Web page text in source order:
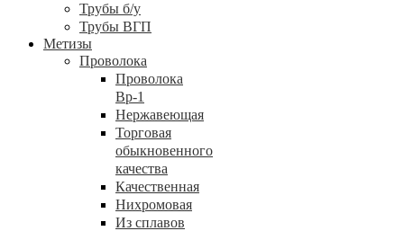
Трубы б/у
Трубы ВГП
Метизы
Проволока
Проволока
Вр-1
Нержавеющая
Торговая
обыкновенного
качества
Качественная
Нихромовая
Из сплавов